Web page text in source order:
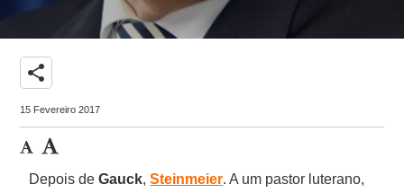
share
15 Fevereiro 2017
Depois deGauck,Steinmeier. A um pastor luterano,